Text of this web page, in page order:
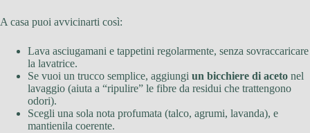
A casa puoi avvicinarti così:
Lava asciugamani e tappetini regolarmente, senza sovraccaricare
la lavatrice.
Se vuoi un trucco semplice, aggiungi un bicchiere di aceto nel
lavaggio (aiuta a “ripulire” le fibre da residui che trattengono
odori).
Scegli una sola nota profumata (talco, agrumi, lavanda), e
mantienila coerente.